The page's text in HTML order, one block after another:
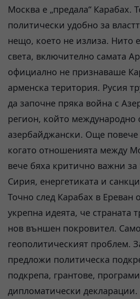
Москва е „предала“ Карабах.
политически удобно за
нещо, което не излиза. Нито
света, включително самата
официално не признаваше
арменска територия. Русия
да започне пряка война с
регион, който международно
азербайджански. Още
когато отношенията между
вече бяха критично важни
Сирия, енергетиката и
Точно след Карабах в Ереван
укрепна идеята, че страната
нов външен покровител.
геополитическият проблем.
предложи политическа
подкрепа, грантове,
дипломатически